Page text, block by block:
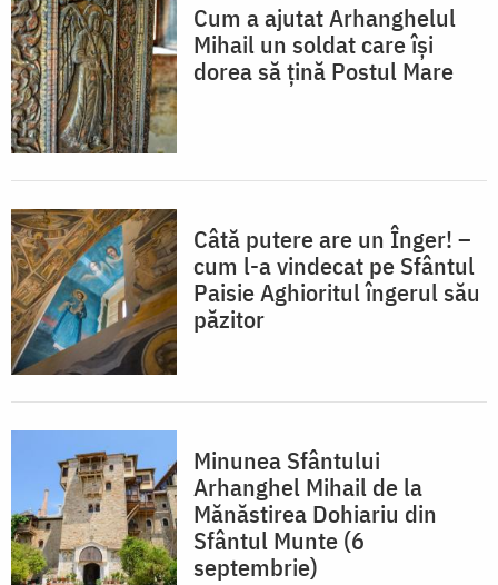
Cum a ajutat Arhanghelul
Mihail un soldat care își
dorea să țină Postul Mare
Câtă putere are un Înger! –
cum l-a vindecat pe Sfântul
Paisie Aghioritul îngerul său
păzitor
Minunea Sfântului
Arhanghel Mihail de la
Mănăstirea Dohiariu din
Sfântul Munte (6
septembrie)